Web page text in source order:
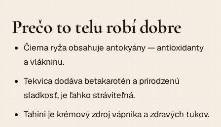
Prečo to telu robí dobre
Čierna ryža obsahuje antokyány — antioxidanty
a vlákninu.
Tekvica dodáva betakarotén a prirodzenú
sladkosť, je ľahko stráviteľná.
Tahini je krémový zdroj vápnika a zdravých tukov.